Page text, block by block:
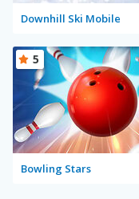
Downhill Ski Mobile
Bowling Stars
5